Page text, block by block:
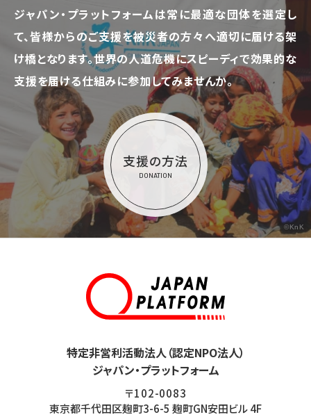
ジャパン・プラットフォームは常に最適な団体を選定し
て、皆様からのご支援を被災者の方々へ適切に届ける架
け橋となります。世界の人道危機にスピーディで効果的な
支援を届ける仕組みに参加してみませんか。
支援の方法
DONATION
©KnK
特定非営利活動法人（認定NPO法人）
ジャパン・プラットフォーム
〒102-0083
東京都千代田区麹町3-6-5 麹町GN安田ビル 4F